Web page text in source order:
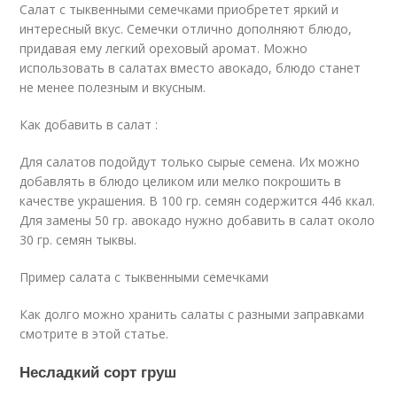
Салат с тыквенными семечками приобретет яркий и
интересный вкус. Семечки отлично дополняют блюдо,
придавая ему легкий ореховый аромат. Можно
использовать в салатах вместо авокадо, блюдо станет
не менее полезным и вкусным.
Как добавить в салат :
Для салатов подойдут только сырые семена. Их можно
добавлять в блюдо целиком или мелко покрошить в
качестве украшения. В 100 гр. семян содержится 446 ккал.
Для замены 50 гр. авокадо нужно добавить в салат около
30 гр. семян тыквы.
Пример салата с тыквенными семечками
Как долго можно хранить салаты с разными заправками
смотрите в этой статье.
Несладкий сорт груш